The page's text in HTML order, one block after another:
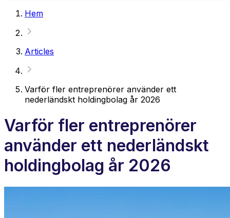
Hem
Articles
Varför fler entreprenörer använder ett
nederländskt holdingbolag år 2026
Varför fler entreprenörer
använder ett nederländskt
holdingbolag år 2026